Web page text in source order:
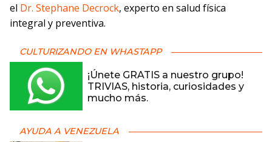
el Dr. Stephane Decrock, experto en salud física
integral y preventiva.
CULTURIZANDO EN WHASTAPP
¡Únete GRATIS a nuestro grupo!
TRIVIAS, historia, curiosidades y
mucho más.
AYUDA A VENEZUELA